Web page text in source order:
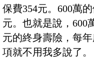
保費354元。600萬
元。也就是說，600
元的終身壽險，每
項就不用我多說了。